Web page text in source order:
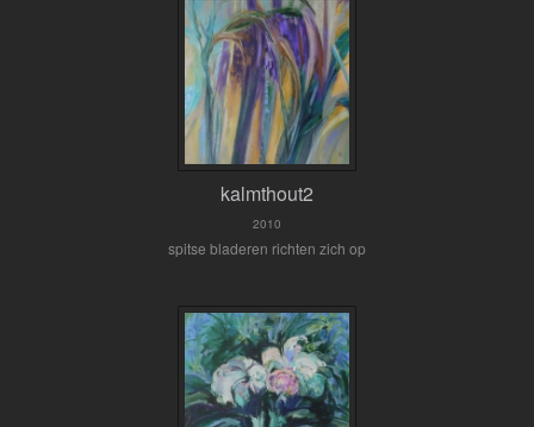
kalmthout2
2010
spitse bladeren richten zich op